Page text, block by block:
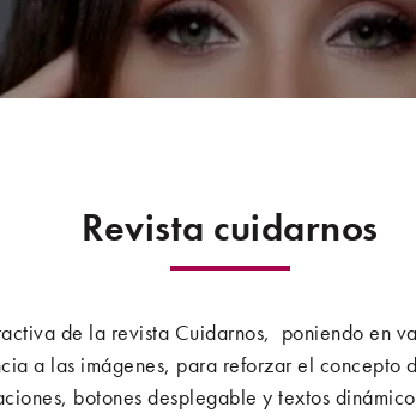
Revista cuidarnos
de la revista Cuidarnos, poniendo en
a las imágenes, para reforzar el concepto
botones desplegable y textos